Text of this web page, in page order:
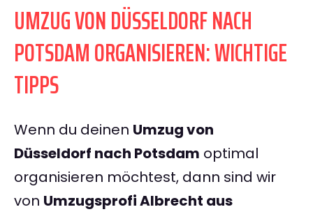
UMZUG VON DÜSSELDORF NACH
POTSDAM ORGANISIEREN: WICHTIGE
TIPPS
Wenn du deinen Umzug von
Düsseldorf nach Potsdam optimal
organisieren möchtest, dann sind wir
von Umzugsprofi Albrecht aus